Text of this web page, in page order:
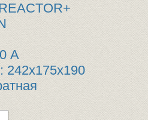
А
: 242x175x190